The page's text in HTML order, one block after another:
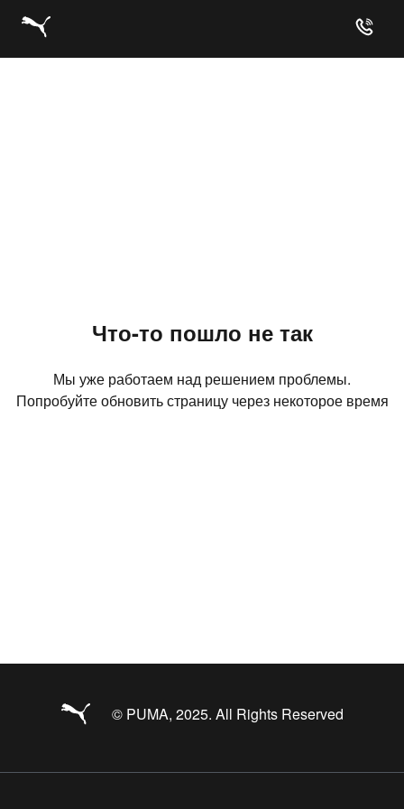
Что-то пошло не так
Мы уже работаем над решением проблемы.
Попробуйте обновить страницу через некоторое время
© PUMA, 2025. All Rights Reserved